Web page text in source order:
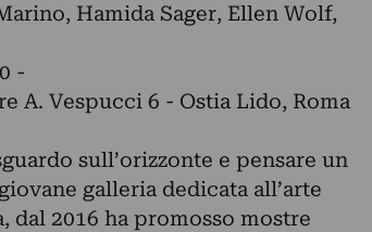
Hamida Sager, Ellen Wolf,
-
A. Vespucci 6 - Ostia Lido, Roma
sull’orizzonte e pensare un
galleria dedicata all’arte
dal 2016 ha promosso mostre